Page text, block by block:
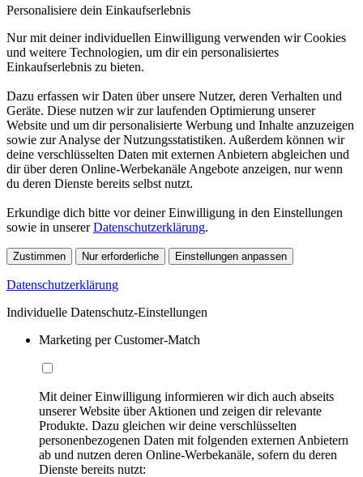
Personalisiere dein Einkaufserlebnis
Nur mit deiner individuellen Einwilligung verwenden wir Cookies
und weitere Technologien, um dir ein personalisiertes
Einkaufserlebnis zu bieten.
Dazu erfassen wir Daten über unsere Nutzer, deren Verhalten und
Geräte. Diese nutzen wir zur laufenden Optimierung unserer
Website und um dir personalisierte Werbung und Inhalte anzuzeigen
sowie zur Analyse der Nutzungsstatistiken. Außerdem können wir
deine verschlüsselten Daten mit externen Anbietern abgleichen und
dir über deren Online-Werbekanäle Angebote anzeigen, nur wenn
du deren Dienste bereits selbst nutzt.
Erkundige dich bitte vor deiner Einwilligung in den Einstellungen
sowie in unsererDatenschutzerklärung.
Zustimmen Nur erforderliche Einstellungen anpassen
Datenschutzerklärung
Individuelle Datenschutz-Einstellungen
Marketing per Customer-Match
Mit deiner Einwilligung informieren wir dich auch abseits
unserer Website über Aktionen und zeigen dir relevante
Produkte. Dazu gleichen wir deine verschlüsselten
personenbezogenen Daten mit folgenden externen Anbietern
ab und nutzen deren Online-Werbekanäle, sofern du deren
Dienste bereits nutzt: